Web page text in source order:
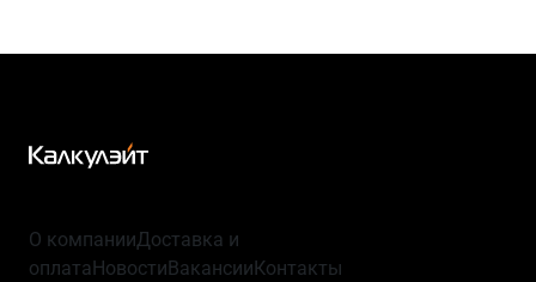
О компанииДоставка и
оплата Новости Вакансии Контакты